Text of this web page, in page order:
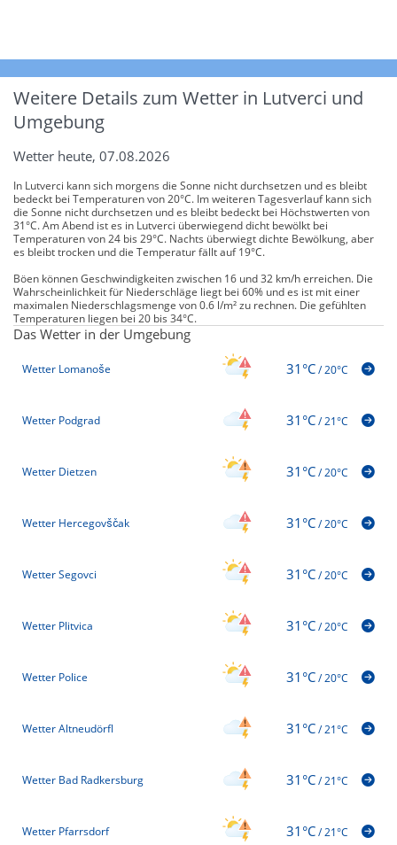
Weitere Details zum Wetter in Lutverci und
Umgebung
Wetter heute, 07.08.2026
In Lutverci kann sich morgens die Sonne nicht durchsetzen und es bleibt
bedeckt bei Temperaturen von 20°C. Im weiteren Tagesverlauf kann sich
die Sonne nicht durchsetzen und es bleibt bedeckt bei Höchstwerten von
31°C. Am Abend ist es in Lutverci überwiegend dicht bewölkt bei
Temperaturen von 24 bis 29°C. Nachts überwiegt dichte Bewölkung, aber
es bleibt trocken und die Temperatur fällt auf 19°C.
Böen können Geschwindigkeiten zwischen 16 und 32 km/h erreichen. Die
Wahrscheinlichkeit für Niederschläge liegt bei 60% und es ist mit einer
maximalen Niederschlagsmenge von 0.6 l/m² zu rechnen. Die gefühlten
Temperaturen liegen bei 20 bis 34°C.
Das Wetter in der Umgebung
Wetter Lomanoše 31°C/20°C
Wetter Podgrad 31°C/21°C
Wetter Dietzen 31°C/20°C
Wetter Hercegovščak 31°C/20°C
Wetter Segovci 31°C/20°C
Wetter Plitvica 31°C/20°C
Wetter Police 31°C/20°C
Wetter Altneudörfl 31°C/21°C
Wetter Bad Radkersburg 31°C/21°C
Wetter Pfarrsdorf 31°C/21°C